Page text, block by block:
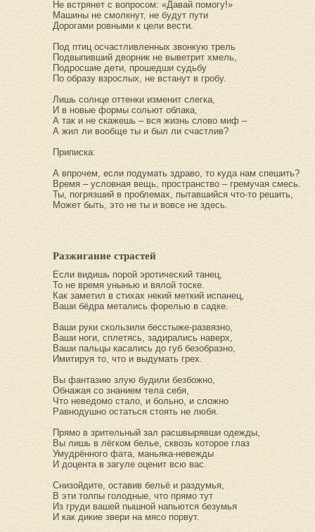
Не встрянет с вопросом: «Давай помогу!»
Машины не смолкнут, не будут пути
Дорогами ровными к цели вести.
Под птиц осчастливленных звонкую трель
Подвыпивший дворник не выветрит хмель,
Подросшие дети, прошедши судьбу
По образу взрослых, не встанут в гробу.
Лишь солнце оттенки изменит слегка,
И в новые формы сольют облака,
А так и не скажешь – вся жизнь слово миф –
А жил ли вообще ты и был ли счастлив?
Приписка:
А впрочем, если подумать здраво, то куда нам спешить?
Время – условная вещь, пространство – гремучая смесь.
Ты, погрязший в проблемах, пытавшийся что-то решить,
Может быть, это не ты и вовсе не здесь.
Разжигание страстей
Если видишь порой эротический танец,
То не время унынью и вялой тоске.
Как заметил в стихах некий меткий испанец,
Ваши бёдра метались форелью в садке.
Ваши руки скользили бесстыже-развязно,
Ваши ноги, сплетясь, задирались наверх,
Ваши пальцы касались до губ безобразно,
Имитируя то, что и выдумать грех.
Вы фантазию злую будили безбожно,
Обнажая со знанием тела себя,
Что неведомо стало, и больно, и сложно
Равнодушно остаться стоять не любя.
Прямо в зрительный зал расшвырявши одежды,
Вы лишь в лёгком белье, сквозь которое глаз
Умудрённого фата, маньяка-невежды
И доцента в загуле оценит всю вас.
Снизойдите, оставив бельё и раздумья,
В эти толпы голодные, что прямо тут
Из груди вашей пышной напьются безумья
И как дикие звери на мясо порвут.